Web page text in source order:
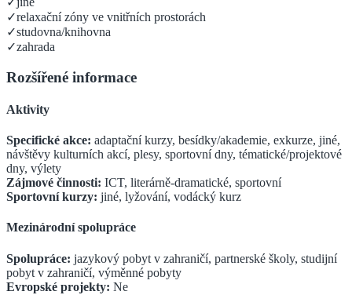
✓relaxační zóny ve vnitřních prostorách
✓studovna/knihovna
✓zahrada
Rozšířené informace
Aktivity
Specifické akce: adaptační kurzy, besídky/akademie, exkurze, jiné,
návštěvy kulturních akcí, plesy, sportovní dny, tématické/projektové
dny, výlety
Zájmové činnosti: ICT, literárně-dramatické, sportovní
Sportovní kurzy: jiné, lyžování, vodácký kurz
Mezinárodní spolupráce
Spolupráce: jazykový pobyt v zahraničí, partnerské školy, studijní
pobyt v zahraničí, výměnné pobyty
Evropské projekty: Ne